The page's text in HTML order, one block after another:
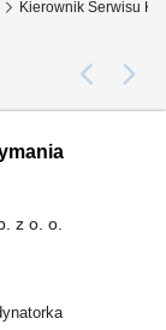
Kierownik Serwisu
z o. o.